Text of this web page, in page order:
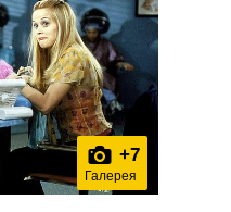
+7
Галерея